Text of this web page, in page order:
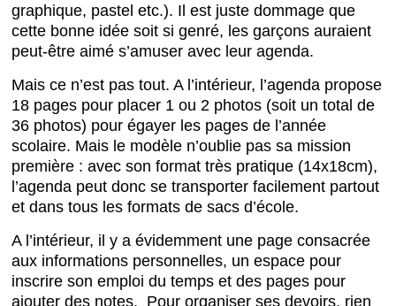
graphique, pastel etc.). Il est juste dommage que
cette bonne idée soit si genré, les garçons auraient
peut-être aimé s’amuser avec leur agenda.
Mais ce n’est pas tout. A l’intérieur, l’agenda propose
18 pages pour placer 1 ou 2 photos (soit un total de
36 photos) pour égayer les pages de l’année
scolaire. Mais le modèle n’oublie pas sa mission
première : avec son format très pratique (14x18cm),
l’agenda peut donc se transporter facilement partout
et dans tous les formats de sacs d’école.
A l’intérieur, il y a évidemment une page consacrée
aux informations personnelles, un espace pour
inscrire son emploi du temps et des pages pour
ajouter des notes. Pour organiser ses devoirs, rien